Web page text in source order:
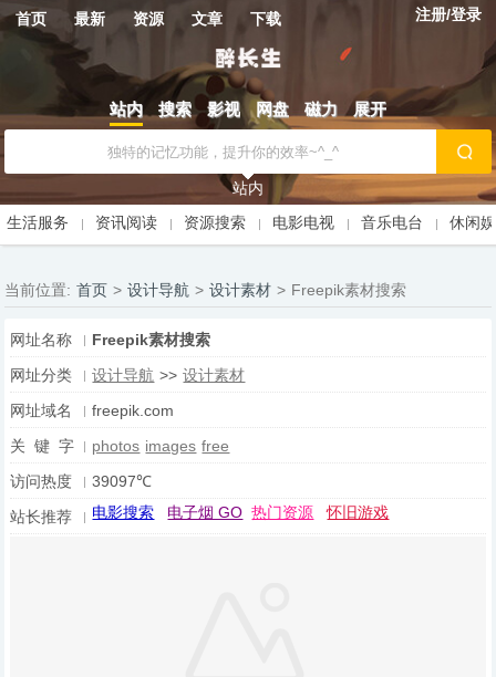
首页 最新 资源 文章 下载 注册/登录
站内 搜索 影视 网盘 磁力 展开
站内
生活服务
资讯阅读 资源搜索 电影电视 音乐电台 休闲
当前位置: 首页 > 设计导航 > 设计素材 > Freepik素材搜索
网址名称
Freepik素材搜索
网址分类
设计导航 >> 设计素材
网址域名
freepik.com
关 键 字
photos images free
访问热度
39097℃
站长推荐
电影搜索 电子烟 GO 热门资源 怀旧游戏